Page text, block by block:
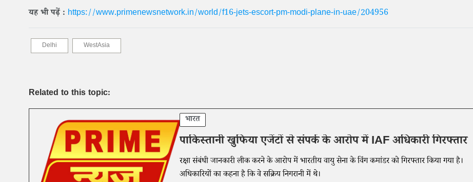
यह भी पढ़ें : https://www.primenewsnetwork.in/world/f16-jets-escort-pm-modi-plane-in-uae/204956
Delhi WestAsia
Related to this topic:
भारत
पाकिस्तानी खुफिया एजेंटों से संपर्क के आरोप में IAF अधिकारी गिरफ्तार
रक्षा संबंधी जानकारी लीक करने के आरोप में भारतीय वायु सेना के विंग कमांडर को गिरफ्तार किया गया है।
अधिकारियों का कहना है कि वे सक्रिय निगरानी में थे।